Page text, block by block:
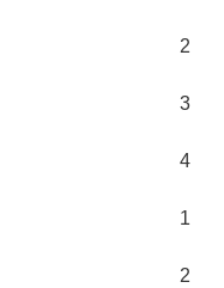
2
3
4
1
2